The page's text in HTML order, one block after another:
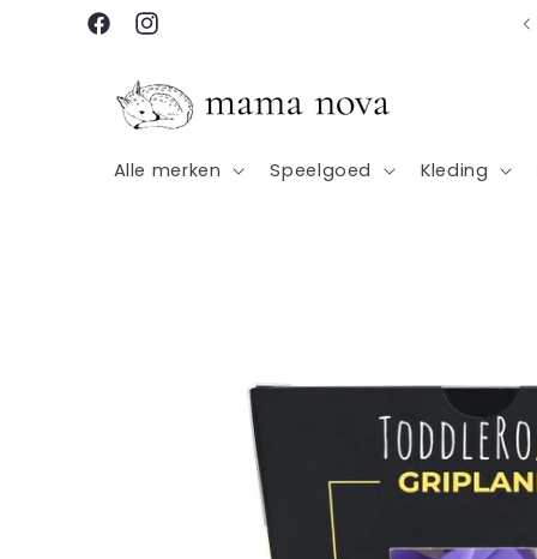
Meteen
naar deFacebookInstagram
Winkel in Rotterdam
Alle merken Speelgoed Kleding